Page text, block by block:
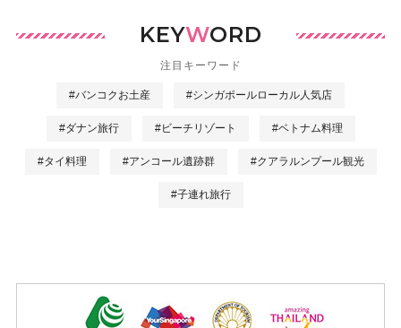
KEYWORD
注目キーワード
#バンコクお土産 #シンガポールローカル人気店
#ダナン旅行 #ビーチリゾート #ベトナム料理
#タイ料理 #アンコール遺跡群 #クアラルンプール観光
#子連れ旅行